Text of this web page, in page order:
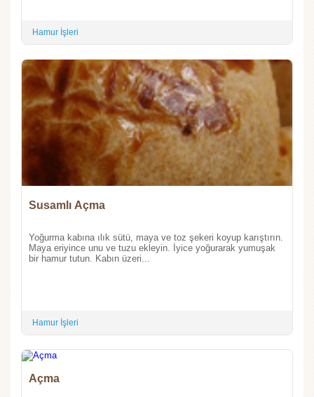
Hamur İşleri
Susamlı Açma
Yoğurma kabına ılık sütü, maya ve toz şekeri koyup karıştırın.
Maya eriyince unu ve tuzu ekleyin. İyice yoğurarak yumuşak
bir hamur tutun. Kabın üzeri...
Hamur İşleri
Açma